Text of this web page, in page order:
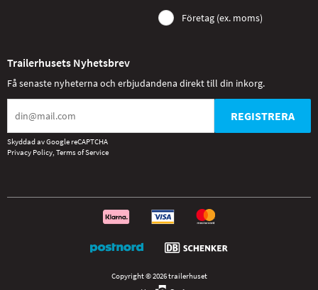
Företag (ex. moms)
Trailerhusets Nyhetsbrev
Få senaste nyheterna och erbjudandena direkt till din inkorg.
REGISTRERA
Skyddad av Google reCAPTCHA
Privacy Policy, Terms of Service
Copyright © 2026 trailerhuset